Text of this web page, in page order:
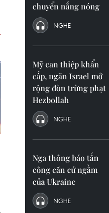
chuyển nắng nóng
NGHE
Mỹ can thiệp khẩn
cấp, ngăn Israel mở
rộng đòn trừng phạt
Hezbollah
NGHE
Nga thông báo tấn
công căn cứ ngầm
của Ukraine
NGHE